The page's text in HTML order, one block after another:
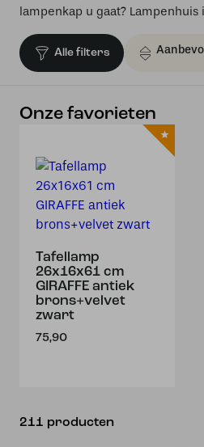
lampenkap u gaat? Lampenhuis
Alle filters
Onze favorieten
Tafellamp
26x16x61 cm
GIRAFFE antiek
brons+velvet
zwart
75,90
211 producten